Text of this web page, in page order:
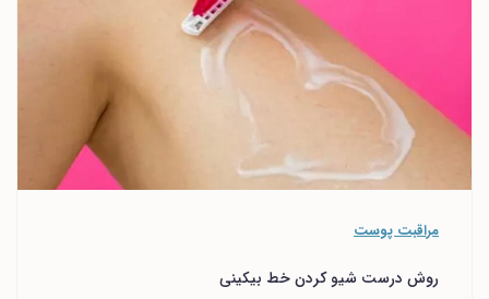
مراقبت پوست
روش درست شیو کردن خط بیکینی